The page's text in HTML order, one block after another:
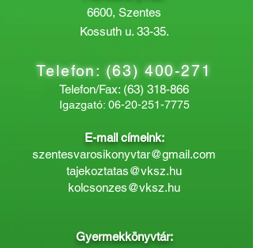
6600, Szentes
Kossuth u. 33-35.
Telefon:(63) 400-271
Telefon/Fax: (63) 318-866
Igazgató: 06-20-251-7775
E-mail címeink:
szentesvarosikonyvtar@gmail.com
tajekoztatas@vksz.hu
kolcsonzes@vksz.hu
Gyermekkönyvtár: